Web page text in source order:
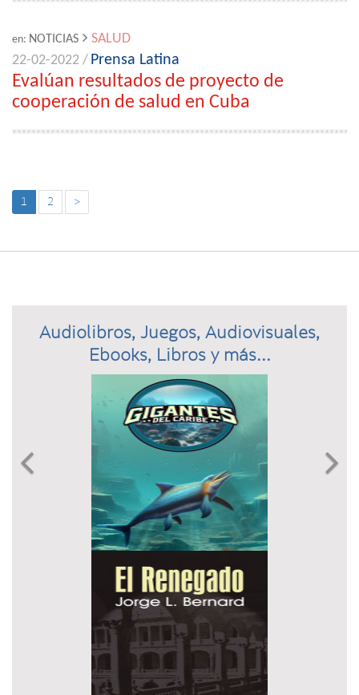
en: NOTICIAS
SALUD
22-02-2022 / Prensa Latina
Evalúan resultados de proyecto de
cooperación de salud en Cuba
1 2 >
Audiolibros, Juegos, Audiovisuales,
Ebooks, Libros y más...
Previous 